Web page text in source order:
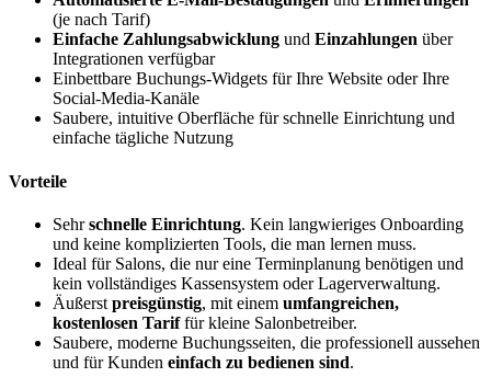
(je nach Tarif)
Einfache Zahlungsabwicklung und Einzahlungen über
Integrationen verfügbar
Einbettbare Buchungs-Widgets für Ihre Website oder Ihre
Social-Media-Kanäle
Saubere, intuitive Oberfläche für schnelle Einrichtung und
einfache tägliche Nutzung
Vorteile
Sehrschnelle Einrichtung. Kein langwieriges Onboarding
und keine komplizierten Tools, die man lernen muss.
Ideal für Salons, die nur eine Terminplanung benötigen und
kein vollständiges Kassensystem oder Lagerverwaltung.
Äußerst preisgünstig, mit einem umfangreichen,
kostenlosen Tariffür kleine Salonbetreiber.
Saubere, moderne Buchungsseiten, die professionell aussehen
und für Kunden einfach zu bedienen sind.